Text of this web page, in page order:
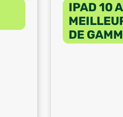
IPAD 10
DE